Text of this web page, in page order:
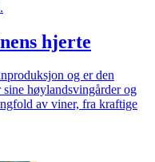
hjerte
og er den
høylandsvingårder og
av viner, fra kraftige